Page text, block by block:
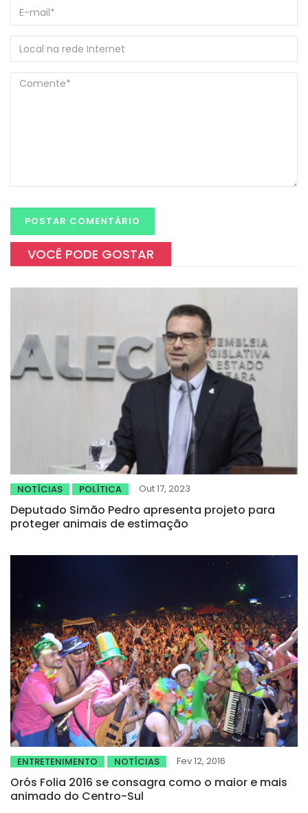
VOCÊ PODE GOSTAR
NOTÍCIAS POLÍTICA Out 17, 2023
Deputado Simão Pedro apresenta projeto para
proteger animais de estimação
ENTRETENIMENTO NOTÍCIAS Fev 12, 2016
Orós Folia 2016 se consagra como o maior e mais
animado do Centro-Sul